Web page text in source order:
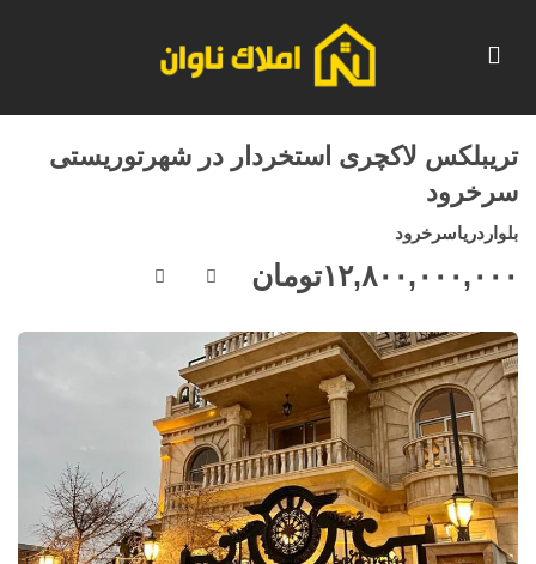
تریبلکس لاکچری استخردار در شهرتوریستی
سرخرود
بلواردریاسرخرود
۱۲,۸۰۰,۰۰۰,۰۰۰تومان